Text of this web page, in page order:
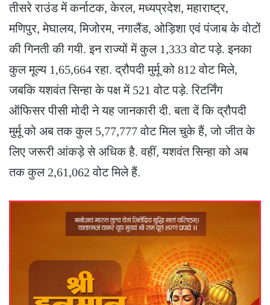
तीसरे राउंड में कर्नाटक, केरल, मध्यप्रदेश, महाराष्ट्र,
मणिपुर, मेघालय, मिजोरम, नगालैंड, ओड़िशा एवं पंजाब के वोटों
की गिनती की गयी. इन राज्यों में कुल 1,333 वोट पड़े. इनका
कुल मूल्य 1,65,664 रहा. द्रौपदी मुर्मू को 812 वोट मिले,
जबकि यशवंत सिन्हा के पक्ष में 521 वोट पड़े. रिटर्निंग
ऑफिसर पीसी मोदी ने यह जानकारी दी. बता दें कि द्रौपदी
मुर्मू को अब तक कुल 5,77,777 वोट मिल चुके हैं, जो जीत के
लिए जरूरी आंकड़े से अधिक है. वहीं, यशवंत सिन्हा को अब
तक कुल 2,61,062 वोट मिले हैं.